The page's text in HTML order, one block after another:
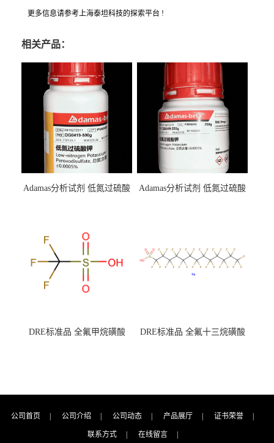
更多信息请参考上海泰坦科技的探索平台 !
相关产品：
Adamas分析试剂 低氮过硫酸
（泰坦现货供应）
Adamas分析试剂 低氮过硫酸
DRE标准品 全氟甲烷磺酸
DRE标准品 全氟十三烷磺酸
公司首页 公司介绍 公司动态 产品展厅 证书荣誉
联系方式 在线留言